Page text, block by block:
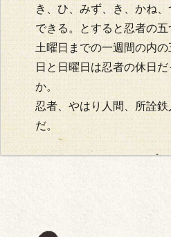
き、ひ、みず、き、かね
できる。とすると忍者の
土曜日までの一週間の内
日と日曜日は忍者の休日
か。
忍者、やはり人間、所詮
だ。